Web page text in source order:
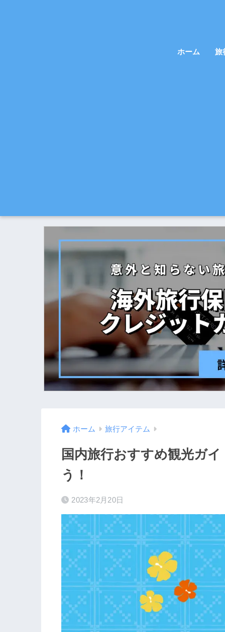
ホーム 旅
ホーム 旅行アイテム
国内旅行おすすめ観光ガ
う！
2023年2月20日